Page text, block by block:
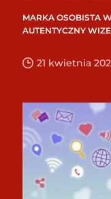
MARKA OSOBISTA
AUTENTYCZNY
21 kwietnia